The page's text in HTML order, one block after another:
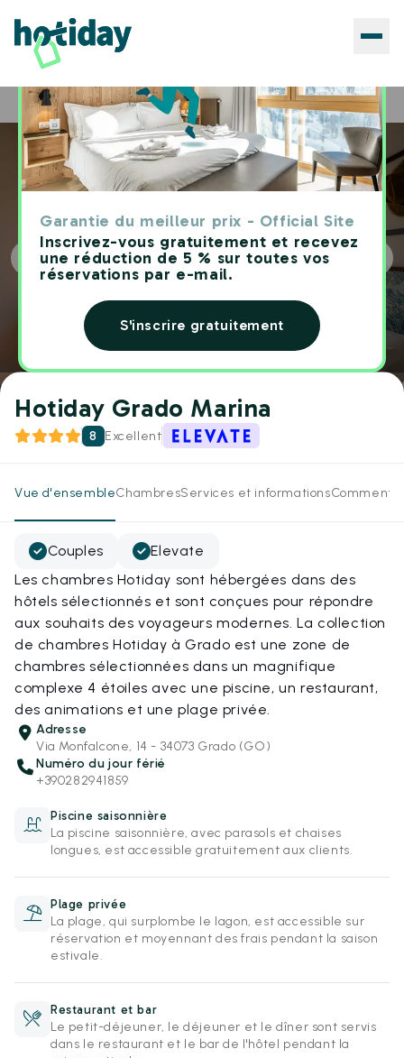
Garantie du meilleur prix - Official Site
Inscrivez-vous gratuitement et recevez
une réduction de 5 % sur toutes vos
réservations par e-mail.
S'inscrire gratuitement
Home Hôtels Hotiday Grado Marina
Hotiday Grado Marina
8 Excellent
Vue d'ensembleChambresServices et informations
Couples
Elevate
Les chambres Hotiday sont hébergées dans des
hôtels sélectionnés et sont conçues pour répondre
aux souhaits des voyageurs modernes. La collection
de chambres Hotiday à Grado est une zone de
chambres sélectionnées dans un magnifique
complexe 4 étoiles avec une piscine, un restaurant,
des animations et une plage privée.
Adresse
Via Monfalcone, 14 - 34073 Grado (GO)
Numéro du jour férié
+390282941859
Piscine saisonnière
La piscine saisonnière, avec parasols et chaises
longues, est accessible gratuitement aux clients.
Plage privée
La plage, qui surplombe le lagon, est accessible sur
réservation et moyennant des frais pendant la saison
estivale.
Restaurant et bar
Le petit-déjeuner, le déjeuner et le dîner sont servis
dans le restaurant et le bar de l'hôtel pendant la